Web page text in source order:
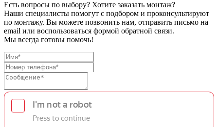
Есть вопросы по выбору? Хотите заказать монтаж?
Наши специалисты помогут с подбором и проконсультируют
по монтажу. Вы можете позвонить нам, отправить письмо на
email или воспользоваться формой обратной связи.
Мы всегда готовы помочь!